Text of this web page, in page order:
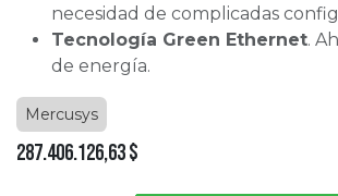
necesidad de complicadas
Tecnología Green Ethernet.
de energía.
Mercusys
287.406.126,63$